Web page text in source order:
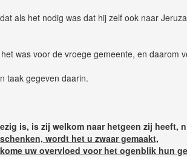
als het nodig was dat hij zelf ook naar
was voor de vroege gemeente, en
taak gegeven daarin.
is, is zij welkom naar hetgeen zij heeft,
wordt het u zwaar gemaakt,
uw overvloed voor het ogenblik hun